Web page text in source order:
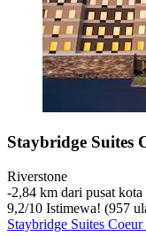
Staybridge Suites
Riverstone
‐2,84 km dari pusat kota
9,2/10 Istimewa! (957
Staybridge Suites